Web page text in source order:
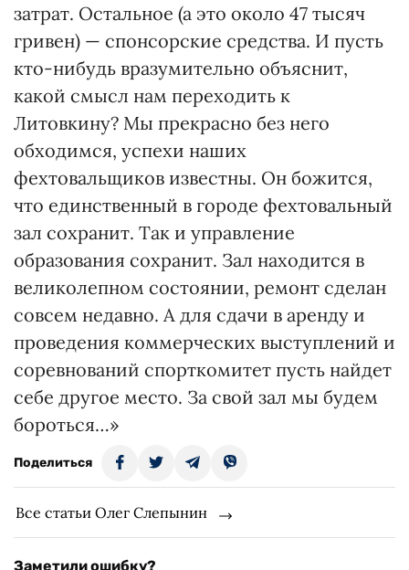
затрат. Остальное (а это около 47 тысяч
гривен) — спонсорские средства. И пусть
кто-нибудь вразумительно объяснит,
какой смысл нам переходить к
Литовкину? Мы прекрасно без него
обходимся, успехи наших
фехтовальщиков известны. Он божится,
что единственный в городе фехтовальный
зал сохранит. Так и управление
образования сохранит. Зал находится в
великолепном состоянии, ремонт сделан
совсем недавно. А для сдачи в аренду и
проведения коммерческих выступлений и
соревнований спорткомитет пусть найдет
себе другое место. За свой зал мы будем
бороться…»
Поделиться
Все статьи Олег Слепынин
Заметили ошибку?